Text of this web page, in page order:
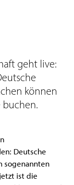
geht live:
können
Deutsche
sogenannten
ist die